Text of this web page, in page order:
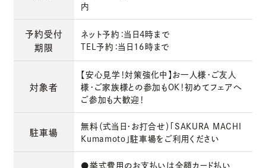
内
予約受付
期限
ネット予約：当日4時まで
TEL予約：当日16時まで
対象者
【安心見学！対策強化中】お一人様・ご友人
様・ご家族様との参加もOK！初めてフェアへ
ご参加も大歓迎！
駐車場
無料（式当日・お打合せ）「SAKURA MACHI
Kumamoto」駐車場をご利用ください
●挙式費用のお支払いは全額カード払い